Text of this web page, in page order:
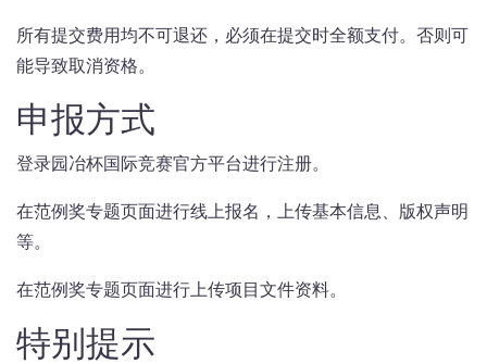
所有提交费用均不可退还，必须在提交时全额支付。否则可
能导致取消资格。
申报方式
登录园冶杯国际竞赛官方平台进行注册。
在范例奖专题页面进行线上报名，上传基本信息、版权声明
等。
在范例奖专题页面进行上传项目文件资料。
特别提示